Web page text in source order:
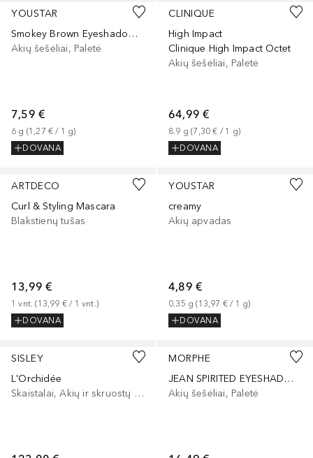
YOUSTAR
Smokey Brown Eyeshadow Palette
Akių šešėliai, Paletė
7,59 €
6 g (1,27 € / 1 g)
DOVANA
CLINIQUE
High Impact
Clinique High Impact Octet
Akių šešėliai, Paletė
64,99 €
8.9 g (7,30 € / 1 g)
DOVANA
ARTDECO
Curl & Styling Mascara
Blakstienų tušas
13,99 €
1 vnt. (13,99 € / 1 vnt.)
DOVANA
YOUSTAR
creamy
Akių apvadas
4,89 €
0.35 g (13,97 € / 1 g)
DOVANA
SISLEY
L'Orchidée
Skaistalai, Akių ir skruostų dažai, Lūpų ir skruostų dažai
MORPHE
JEAN SPIRITED EYESHADOW TRIO
Akių šešėliai, Paletė
+2